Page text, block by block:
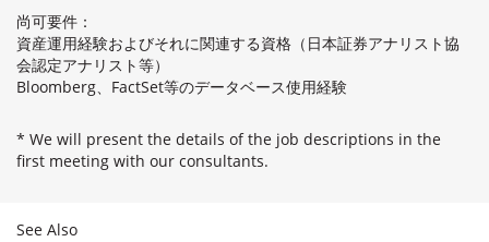
尚可要件：
資産運用経験およびそれに関連する資格（日本証券アナリスト協
会認定アナリスト等）
Bloomberg、FactSet等のデータベース使用経験
* We will present the details of the job descriptions in the
first meeting with our consultants.
See Also